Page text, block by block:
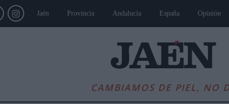
Jaén Provincia Andalucía España Opinión
CAMBIAMOS DE PIEL, NO